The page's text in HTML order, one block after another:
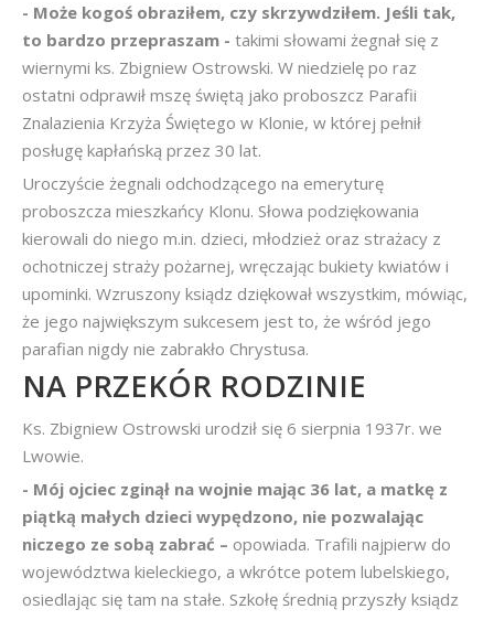
- Może kogoś obraziłem, czy skrzywdziłem. Jeśli tak,
to bardzo przepraszam - takimi słowami żegnał się z
wiernymi ks. Zbigniew Ostrowski. W niedzielę po raz
ostatni odprawił mszę świętą jako proboszcz Parafii
Znalazienia Krzyża Świętego w Klonie, w której pełnił
posługę kapłańską przez 30 lat.
Uroczyście żegnali odchodzącego na emeryturę
proboszcza mieszkańcy Klonu. Słowa podziękowania
kierowali do niego m.in. dzieci, młodzież oraz strażacy z
ochotniczej straży pożarnej, wręczając bukiety kwiatów i
upominki. Wzruszony ksiądz dziękował wszystkim, mówiąc,
że jego największym sukcesem jest to, że wśród jego
parafian nigdy nie zabrakło Chrystusa.
NA PRZEKÓR RODZINIE
Ks. Zbigniew Ostrowski urodził się 6 sierpnia 1937r. we
Lwowie.
- Mój ojciec zginął na wojnie mając 36 lat, a matkę z
piątką małych dzieci wypędzono, nie pozwalając
niczego ze sobą zabrać – opowiada. Trafili najpierw do
województwa kieleckiego, a wkrótce potem lubelskiego,
osiedlając się tam na stałe. Szkołę średnią przyszły ksiądz